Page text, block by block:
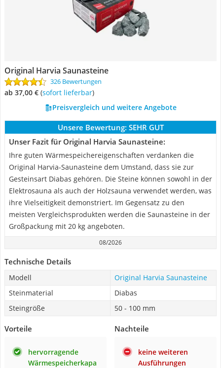
Original Harvia Saunasteine
326 Bewertungen
ab 37,00 € ( Sofort lieferbar)
Preisvergleich und weitere Angebote
Unsere Bewertung: SEHR GUT
Unser Fazit für Original Harvia Saunasteine:
Ihre guten Wärmespeichereigenschaften verdanken die
Original Harvia-Saunasteine dem Umstand, dass sie zur
Gesteinsart Diabas gehören. Die Steine können sowohl in der
Elektrosauna als auch der Holzsauna verwendet werden, was
ihre Vielseitigkeit demonstriert. Im Gegensatz zu den
meisten Vergleichsprodukten werden die Saunasteine in der
Großpackung mit 20 kg angeboten.
08/2026
Technische Details
Modell
Original Harvia Saunasteine
Steinmaterial
Diabas
Steingröße
50 - 100 mm
Vorteile
hervorragende
Wärmespeicherkapa
Nachteile
keine weiteren
Ausführungen